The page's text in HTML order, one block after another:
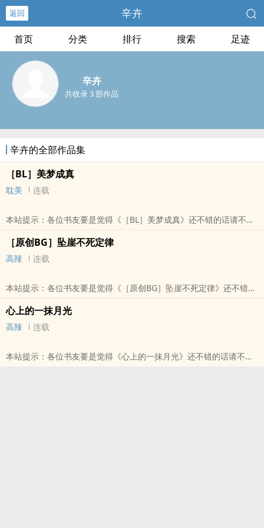
返回 辛卉
首页 分类 排行 搜索 足迹
辛卉
共收录 3 部作品
辛卉的全部作品集
［BL］美梦成真
耽美 连载
本站提示：各位书友要是觉得《［BL］美梦成真》还不错的话请不要
忘记向您QQ群和微博里的朋友推荐哦！
［原创BG］坠崖不死定律
高辣 连载
本站提示：各位书友要是觉得《［原创BG］坠崖不死定律》还不错的
心上的一抹月光
高辣 连载
本站提示：各位书友要是觉得《心上的一抹月光》还不错的话请不要